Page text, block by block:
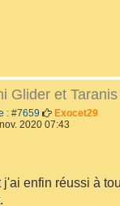
Glider et Taranis
: #7659
Exocet29
2020 07:43
j'ai enfin réussi à